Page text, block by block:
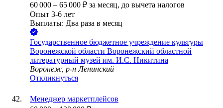
60 000 – 65 000 ₽ за месяц, до вычета налогов
Опыт 3-6 лет
Выплаты: Два раза в месяц
Государственное бюджетное учреждение культуры
Воронежской области Воронежский областной
литературный музей им. И.С. Никитина
Воронеж, р-н Ленинский
Откликнуться
Менеджер маркетплейсов